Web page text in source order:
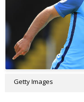
Getty Images